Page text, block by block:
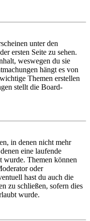
unter den
ersten Seite zu sehen.
weswegen du sie
hängt es von
Themen erstellen
stellt die Board-
in denen nicht mehr
eine laufende
wurde. Themen können
oder
hast du auch die
zu schließen, sofern dies
wurde.